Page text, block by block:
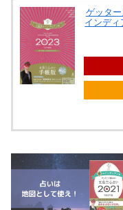
ゲッタ
インデ